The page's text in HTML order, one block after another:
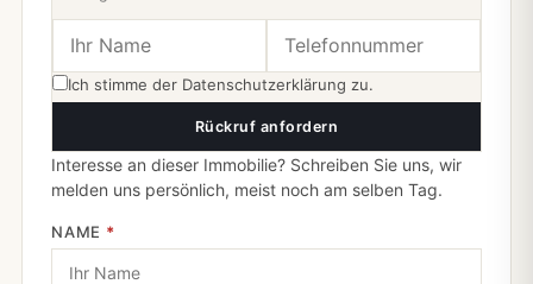
Ich stimme der Datenschutzerklärung zu.
Rückruf anfordern
Interesse an dieser Immobilie? Schreiben Sie uns, wir
melden uns persönlich, meist noch am selben Tag.
NAME *